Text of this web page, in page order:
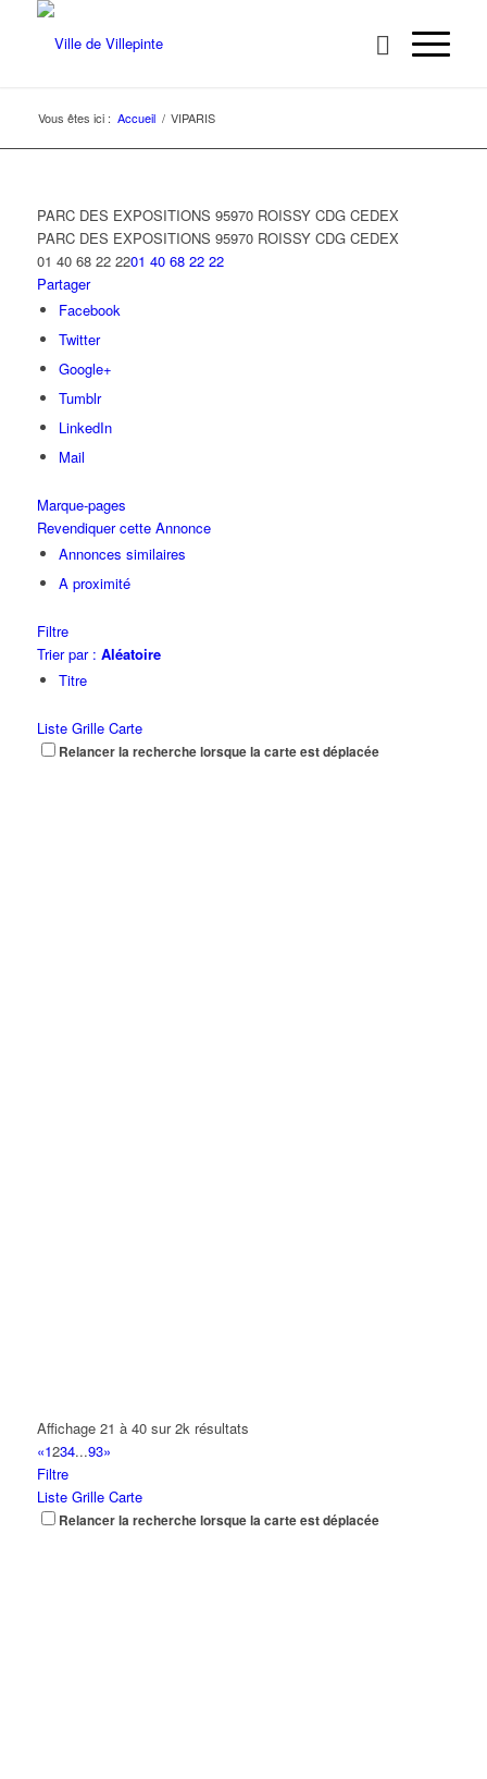
Vous êtes ici : Accueil / VIPARIS
PARC DES EXPOSITIONS 95970 ROISSY CDG CEDEX
PARC DES EXPOSITIONS 95970 ROISSY CDG CEDEX
01 40 68 22 2201 40 68 22 22
Partager
Facebook
Twitter
Google+
Tumblr
LinkedIn
Mail
Marque-pages
Revendiquer cette Annonce
Annonces similaires
A proximité
Filtre
Trier par : Aléatoire
Titre
Liste Grille Carte
Relancer la recherche lorsque la carte est déplacée
Affichage 21 à 40 sur 2k résultats
«1234...93»
Filtre
Liste Grille Carte
Relancer la recherche lorsque la carte est déplacée